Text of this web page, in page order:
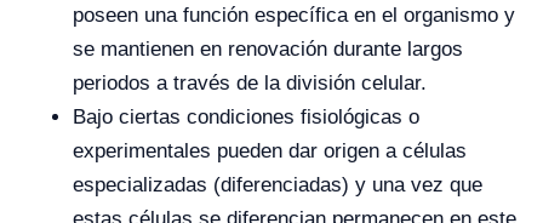
poseen una función específica en el organismo y
se mantienen en renovación durante largos
periodos a través de la división celular.
Bajo ciertas condiciones fisiológicas o
experimentales pueden dar origen a células
especializadas (diferenciadas) y una vez que